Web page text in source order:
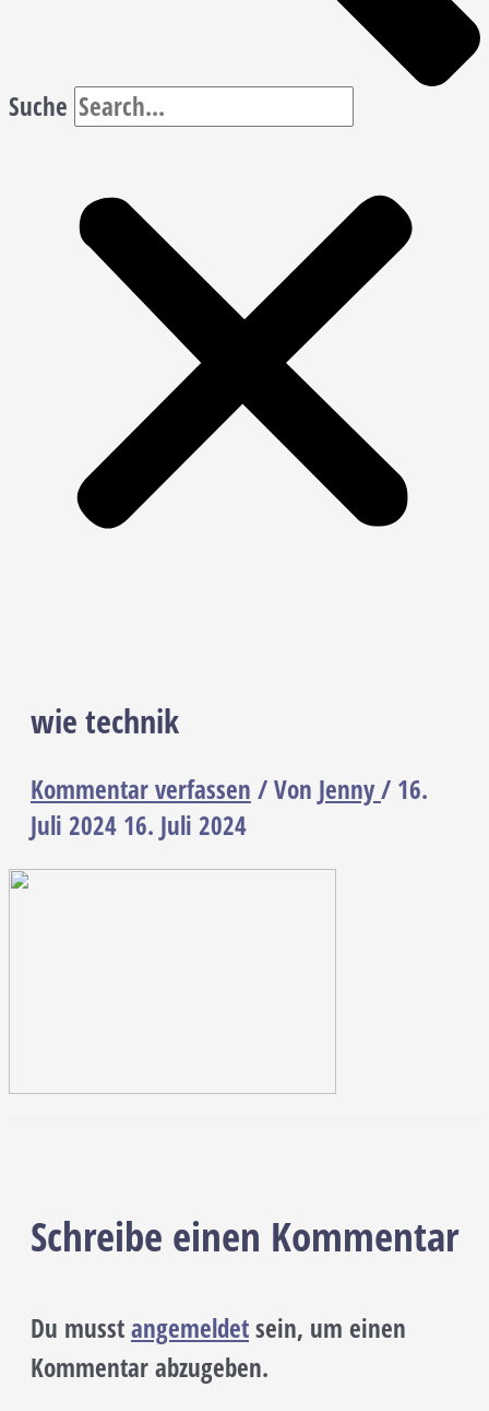
Suche
wie technik
Kommentar verfassen / Von Jenny/ 16.
Juli 2024 16. Juli 2024
Schreibe einen Kommentar
Du musstangemeldetsein, um einen
Kommentar abzugeben.